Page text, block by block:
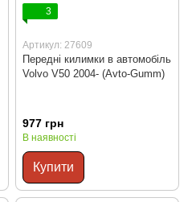
3
Артикул: 27609
Передні килимки в автомобіль
Volvo V50 2004- (Avto-Gumm)
977 грн
В наявності
Купити